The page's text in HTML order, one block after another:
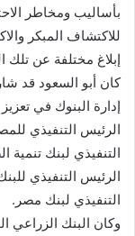
بأساليب ومخاطر
للاكتشاف المبكر
إبلاغ مختلفة عن تلك
كان أبو السعود قد
إدارة البنوك في
الرئيس التنفيذي
التنفيذي لبنك تنمية
الرئيس التنفيذي
التنفيذي لبنك مصر.
وكان البنك الزراعي